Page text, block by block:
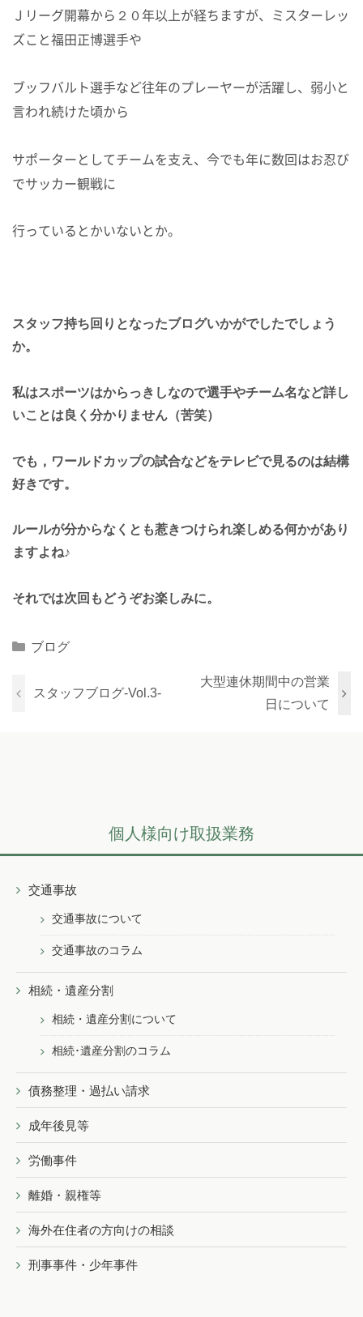
Ｊリーグ開幕から２０年以上が経ちますが、ミスターレッ
ズこと福田正博選手や
ブッフバルト選手など往年のプレーヤーが活躍し、弱小と
言われ続けた頃から
サポーターとしてチームを支え、今でも年に数回はお忍び
でサッカー観戦に
行っているとかいないとか。
スタッフ持ち回りとなったブログいかがでしたでしょう
か。
私はスポーツはからっきしなので選手やチーム名など詳し
いことは良く分かりません（苦笑）
でも，ワールドカップの試合などをテレビで見るのは結構
好きです。
ルールが分からなくとも惹きつけられ楽しめる何かがあり
ますよね♪
それでは次回もどうぞお楽しみに。
Categories
ブログ
スタッフブログ-Vol.3-
大型連休期間中の営業
日について
個人様向け取扱業務
交通事故
交通事故について
交通事故のコラム
相続・遺産分割
相続・遺産分割について
相続･遺産分割のコラム
債務整理・過払い請求
成年後見等
労働事件
離婚・親権等
海外在住者の方向けの相談
刑事事件・少年事件